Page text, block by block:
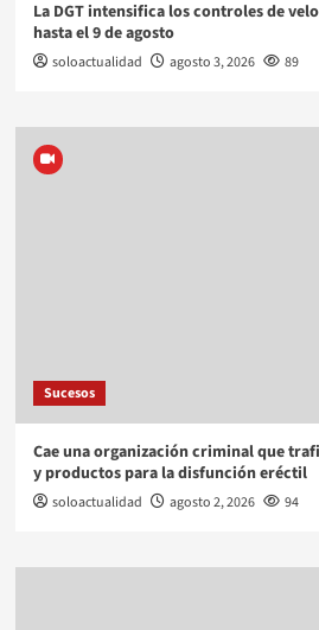
La DGT intensifica los controles de
hasta el 9 de agosto
soloactualidad agosto 3, 2026 89
Sucesos
Cae una organización criminal que
y productos para la disfunción eréctil
soloactualidad agosto 2, 2026 94